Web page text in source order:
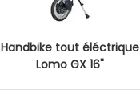
Handbike tout éléctrique
Lomo GX 16"